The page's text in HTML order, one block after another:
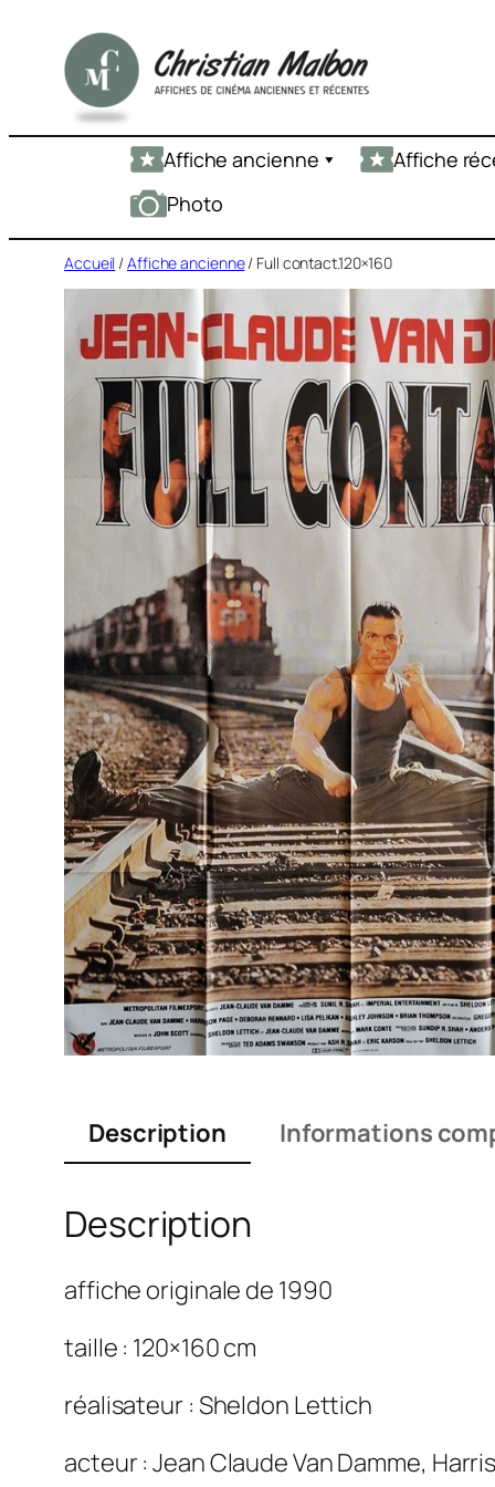
contenu
Affiche ancienne Affiche
Photo
Accueil /Affiche ancienne/ Full contact.120×160
Description Informations
Description
affiche originale de 1990
taille : 120×160 cm
réalisateur : Sheldon Lettich
acteur : Jean Claude Van Damme,